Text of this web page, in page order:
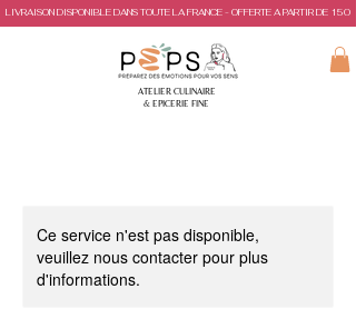
LIVRAISON DISPONIBLE DANS TOUTE LA FRANCE - OFFERTE A PARTIR DE 150€
ATELIER CULINAIRE
& EPICERIE FINE
Ce service n'est pas disponible,
veuillez nous contacter pour plus
d'informations.